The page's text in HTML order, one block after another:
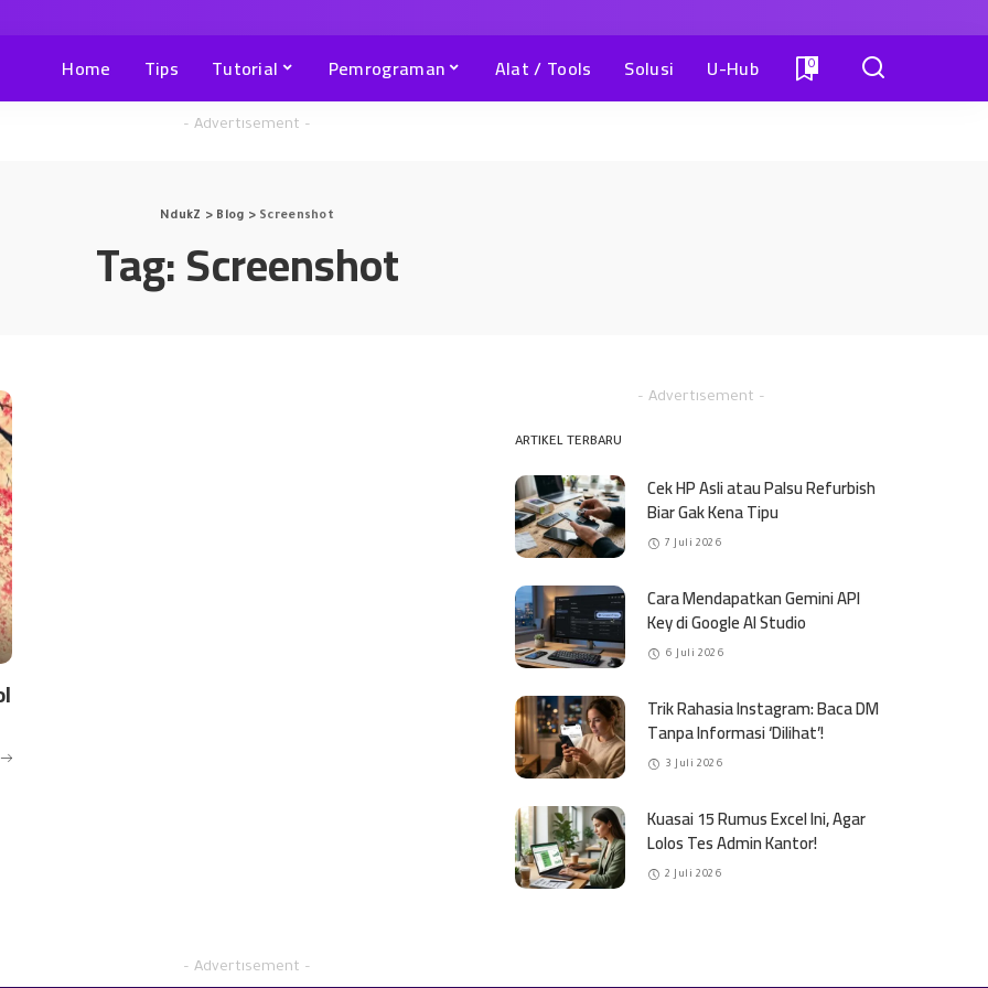
Home Tips Tutorial Pemrograman Alat / Tools Solusi U-Hub 0
– Advertisement –
NdukZ > Blog > Screenshot
Tag:Screenshot
– Advertisement –
ARTIKEL TERBARU
Cek HP Asli atau Palsu Refurbish
Biar Gak Kena Tipu
7 Juli 2026
Cara Mendapatkan Gemini API
Key di Google AI Studio
6 Juli 2026
Trik Rahasia Instagram: Baca DM
Tanpa Informasi ‘Dilihat’!
3 Juli 2026
Kuasai 15 Rumus Excel Ini, Agar
Lolos Tes Admin Kantor!
2 Juli 2026
– Advertisement –